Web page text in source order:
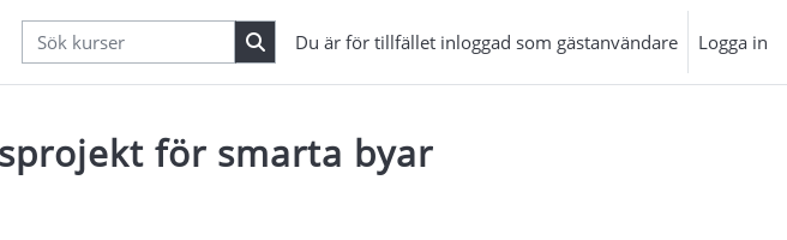
Du är för tillfället inloggad som gästanvändare Logga in
för smarta byar